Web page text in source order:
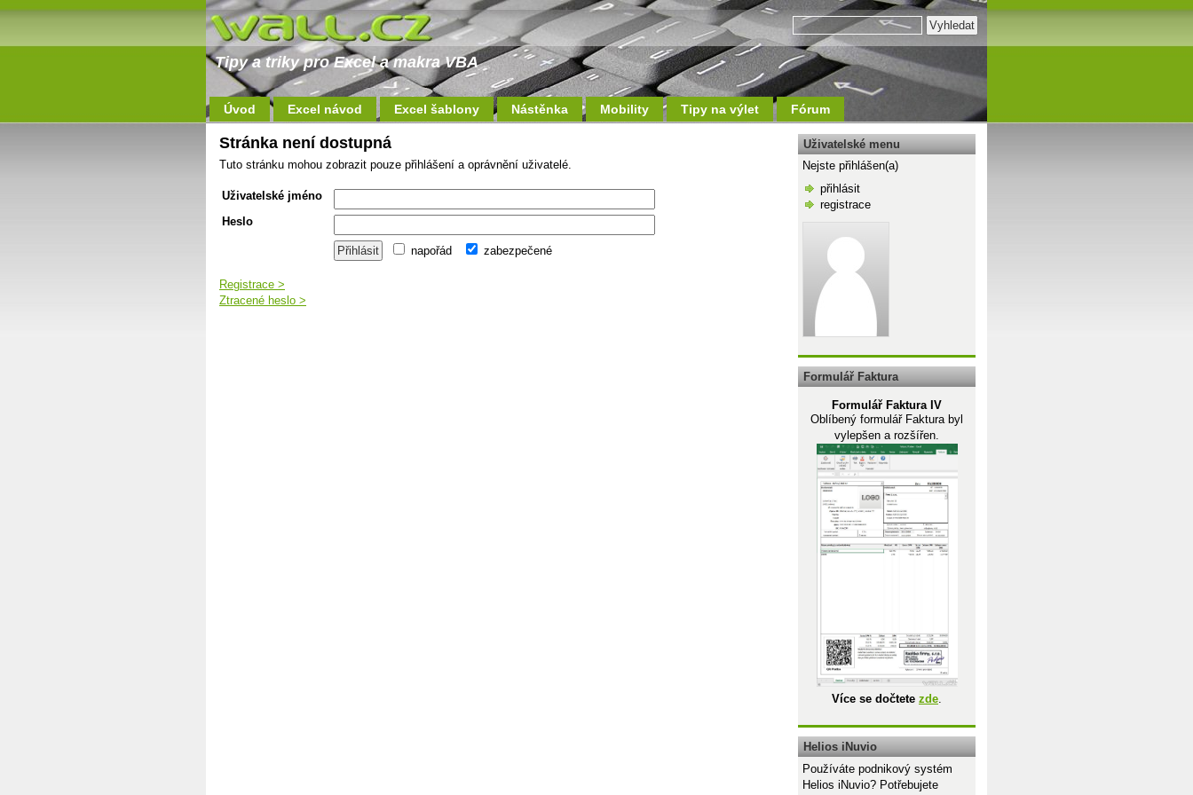
Tipy a triky pro Excel a makra VBA
Úvod Excel návod Excel šablony Nástěnka Mobility Tipy na výlet Fórum
Stránka není dostupná
Tuto stránku mohou zobrazit pouze přihlášení a oprávnění uživatelé.
Uživatelské jméno
Heslo
napořád zabezpečené
Registrace >
Ztracené heslo >
Uživatelské menu
Nejste přihlášen(a)
přihlásit
registrace
Formulář Faktura
Formulář Faktura IV
Oblíbený formulář Faktura byl
vylepšen a rozšířen.
Více se dočtete zde.
Helios iNuvio
Používáte podnikový systém
Helios iNuvio? Potřebujete